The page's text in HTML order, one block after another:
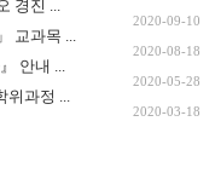
경진 ...
2020-09-10
교과목 ...
2020-08-18
안내 ...
2020-05-28
위과정 ...
2020-03-18